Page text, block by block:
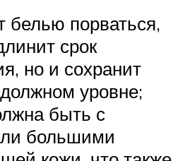
белью порваться,
срок
но и сохранит
уровне;
быть с
большими